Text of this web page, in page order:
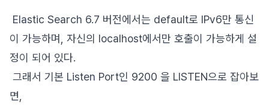
Elastic Search 6.7 버전에서는 default로 IPv6만 통신
이 가능하며, 자신의 localhost에서만 호출이 가능하게 설
정이 되어 있다.
그래서 기본 Listen Port인 9200 을 LISTEN으로 잡아보
면,